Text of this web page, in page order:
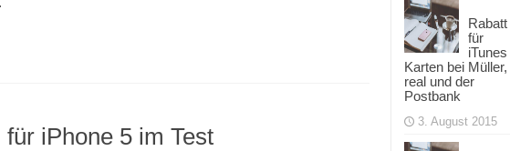
iPhone 5 im Test
Rabatt
für
iTunes
Karten bei Müller,
real und der
Postbank
3. August 2015